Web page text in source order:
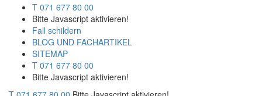
T 071 677 80 00
Bitte Javascript aktivieren!
Fall schildern
BLOG UND FACHARTIKEL
SITEMAP
T 071 677 80 00
Bitte Javascript aktivieren!